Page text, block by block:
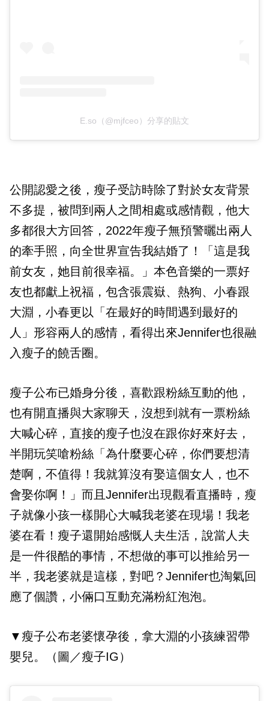
E.so（@mjfceo）分享的貼文
公開認愛之後，瘦子受訪時除了對於女友背景
不多提，被問到兩人之間相處或感情觀，他大
多都很大方回答，2022年瘦子無預警曬出兩人
的牽手照，向全世界宣告我結婚了！「這是我
前女友，她目前很幸福。」本色音樂的一票好
友也都獻上祝福，包含張震嶽、熱狗、小春跟
大淵，小春更以「在最好的時間遇到最好的
人」形容兩人的感情，看得出來Jennifer也很融
入瘦子的饒舌圈。
瘦子公布已婚身分後，喜歡跟粉絲互動的他，
也有開直播與大家聊天，沒想到就有一票粉絲
大喊心碎，直接的瘦子也沒在跟你好來好去，
半開玩笑嗆粉絲「為什麼要心碎，你們要想清
楚啊，不值得！我就算沒有娶這個女人，也不
會娶你啊！」而且Jennifer出現觀看直播時，瘦
子就像小孩一樣開心大喊我老婆在現場！我老
婆在看！瘦子還開始感慨人夫生活，說當人夫
是一件很酷的事情，不想做的事可以推給另一
半，我老婆就是這樣，對吧？Jennifer也淘氣回
應了個讚，小倆口互動充滿粉紅泡泡。
▼瘦子公布老婆懷孕後，拿大淵的小孩練習帶
嬰兒。（圖／瘦子IG）